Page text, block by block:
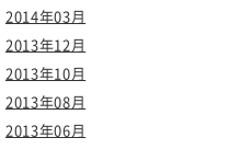
2014年03月
2013年12月
2013年10月
2013年08月
2013年06月